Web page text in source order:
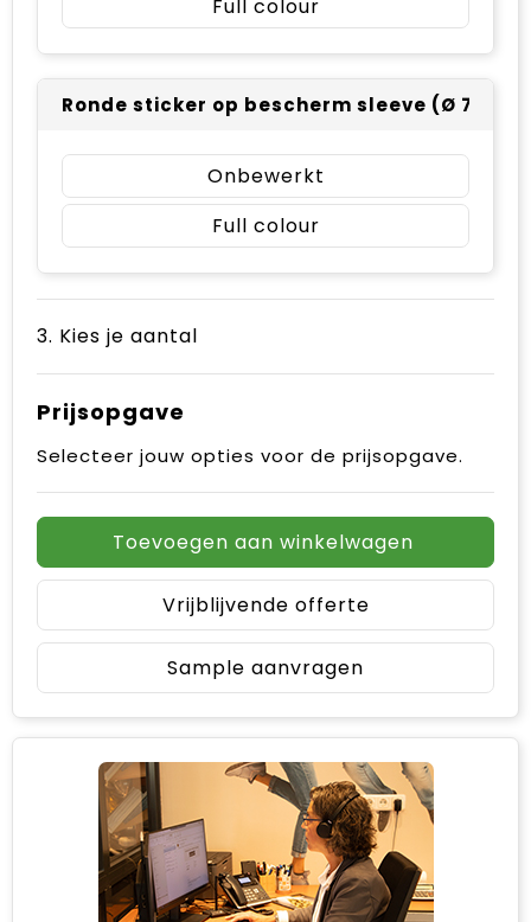
Full colour
Ronde sticker op bescherm sleeve (Ø
Onbewerkt
Full colour
3. Kies je aantal
Prijsopgave
Selecteer jouw opties voor de prijsopgave.
Toevoegen aan winkelwagen
Vrijblijvende offerte
Sample aanvragen